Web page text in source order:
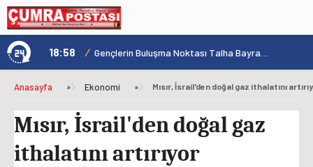
Konya'nın Zengin Mutfağı GastroFest'te Tanıtılacak 18:58 /
Anasayfa » Ekonomi » Mısır, İsrail'den doğal gaz ithalatını
Mısır, İsrail'den doğal gaz
ithalatını artırıyor